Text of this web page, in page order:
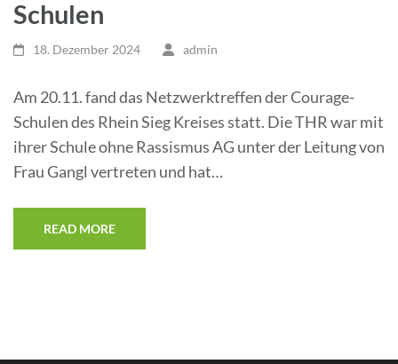
Schulen
18. Dezember 2024 admin
Am 20.11. fand das Netzwerktreffen der Courage-
Schulen des Rhein Sieg Kreises statt. Die THR war mit
ihrer Schule ohne Rassismus AG unter der Leitung von
Frau Gangl vertreten und hat…
READ MORE